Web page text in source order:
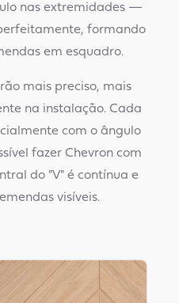
nas extremidades —
formando
em esquadro.
mais preciso, mais
na instalação. Cada
com o ângulo
fazer Chevron com
do "V" é contínua e
visíveis.